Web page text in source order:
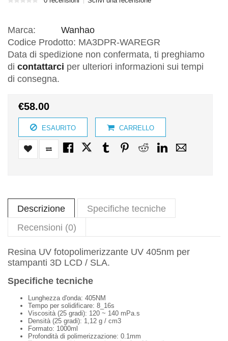
Marca:
Wanhao
Codice Prodotto: MA3DPR-WAREGR
Data di spedizione non confermata, ti preghiamo
di contattarci per ulteriori informazioni sui tempi
di consegna.
€58.00
ESAURITO CARRELLO
Descrizione
Specifiche tecniche
Recensioni (0)
Resina UV fotopolimerizzante UV 405nm per
stampanti 3D LCD / SLA.
Specifiche tecniche
Lunghezza d'onda: 405NM
Tempo per solidificare: 8_16s
Viscosità (25 gradi): 120 ~ 140 mPa.s
Densità (25 gradi): 1,12 g / cm3
Formato: 1000ml
Profondità di polimerizzazione: 0.1mm